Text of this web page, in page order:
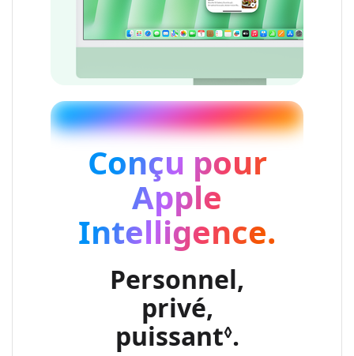
Conçu pour
Apple
Intelligence.
Personnel,
privé,
puissant◊Renvoi
.